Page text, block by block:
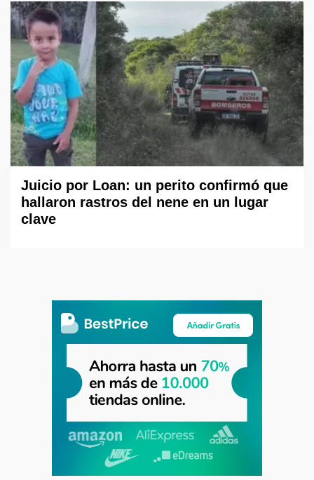
Juicio por Loan: un perito confirmó que
hallaron rastros del nene en un lugar
clave